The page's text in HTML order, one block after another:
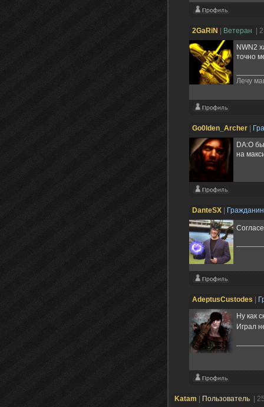
2GaRiN Ветеран
|
NWN2
точно
Лечу
Go0lden_Archer
DA:O
на
DanteSX
AdeptusCustodes
Ну как
Играл
Katam Пользователь
|